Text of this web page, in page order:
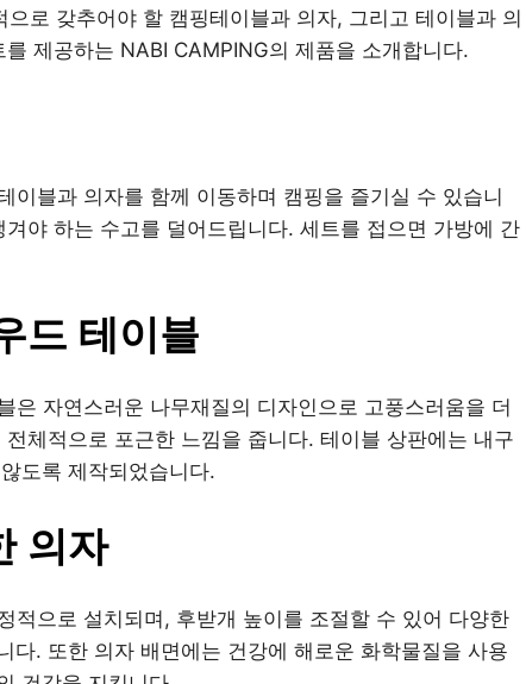
로 갖추어야 할 캠핑테이블과 의자, 그리고 테이블과 의
제공하는 NABI CAMPING의 제품을 소개합니다.
이블과 의자를 함께 이동하며 캠핑을 즐기실 수 있습니
야 하는 수고를 덜어드립니다. 세트를 접으면 가방에 간
드 테이블
은 자연스러운 나무재질의 디자인으로 고풍스러움을 더
체적으로 포근한 느낌을 줍니다. 테이블 상판에는 내구
도록 제작되었습니다.
의자
적으로 설치되며, 후받개 높이를 조절할 수 있어 다양한
다. 또한 의자 배면에는 건강에 해로운 화학물질을 사용